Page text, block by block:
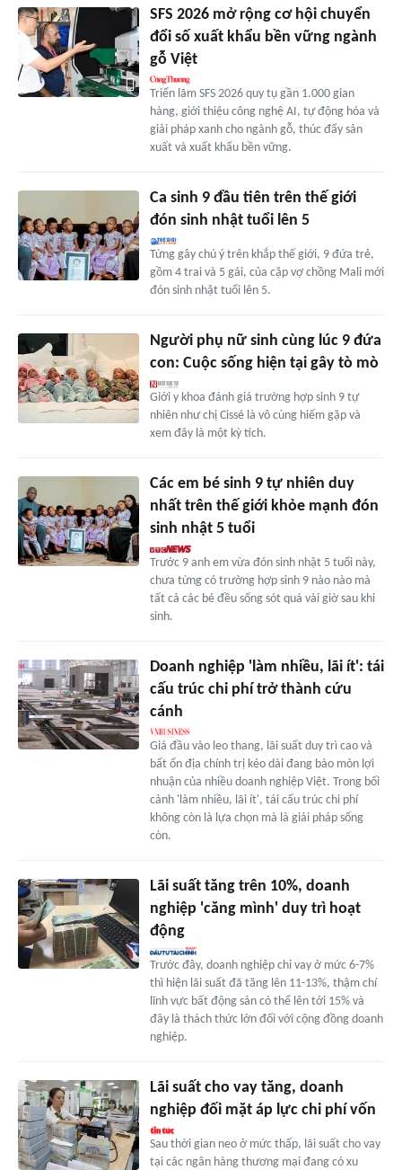
SFS 2026 mở rộng cơ hội chuyển
đổi số xuất khẩu bền vững ngành
gỗ Việt
Triển lãm SFS 2026 quy tụ gần 1.000 gian
hàng, giới thiệu công nghệ AI, tự động hóa và
giải pháp xanh cho ngành gỗ, thúc đẩy sản
xuất và xuất khẩu bền vững.
Ca sinh 9 đầu tiên trên thế giới
đón sinh nhật tuổi lên 5
Từng gây chú ý trên khắp thế giới, 9 đứa trẻ,
gồm 4 trai và 5 gái, của cặp vợ chồng Mali mới
đón sinh nhật tuổi lên 5.
Người phụ nữ sinh cùng lúc 9 đứa
con: Cuộc sống hiện tại gây tò mò
Giới y khoa đánh giá trường hợp sinh 9 tự
nhiên như chị Cissé là vô cùng hiếm gặp và
xem đây là một kỳ tích.
Các em bé sinh 9 tự nhiên duy
nhất trên thế giới khỏe mạnh đón
sinh nhật 5 tuổi
Trước 9 anh em vừa đón sinh nhật 5 tuổi này,
chưa từng có trường hợp sinh 9 nào nào mà
tất cả các bé đều sống sót quá vài giờ sau khi
sinh.
Doanh nghiệp 'làm nhiều, lãi ít': tái
cấu trúc chi phí trở thành cứu
cánh
Giá đầu vào leo thang, lãi suất duy trì cao và
bất ổn địa chính trị kéo dài đang bào mòn lợi
nhuận của nhiều doanh nghiệp Việt. Trong bối
cảnh 'làm nhiều, lãi ít', tái cấu trúc chi phí
không còn là lựa chọn mà là giải pháp sống
còn.
Lãi suất tăng trên 10%, doanh
nghiệp 'căng mình' duy trì hoạt
động
Trước đây, doanh nghiệp chỉ vay ở mức 6-7%
thì hiện lãi suất đã tăng lên 11-13%, thậm chí
lĩnh vực bất động sản có thể lên tới 15% và
đây là thách thức lớn đối với cộng đồng doanh
nghiệp.
Lãi suất cho vay tăng, doanh
nghiệp đối mặt áp lực chi phí vốn
Sau thời gian neo ở mức thấp, lãi suất cho vay
tại các ngân hàng thương mại đang có xu